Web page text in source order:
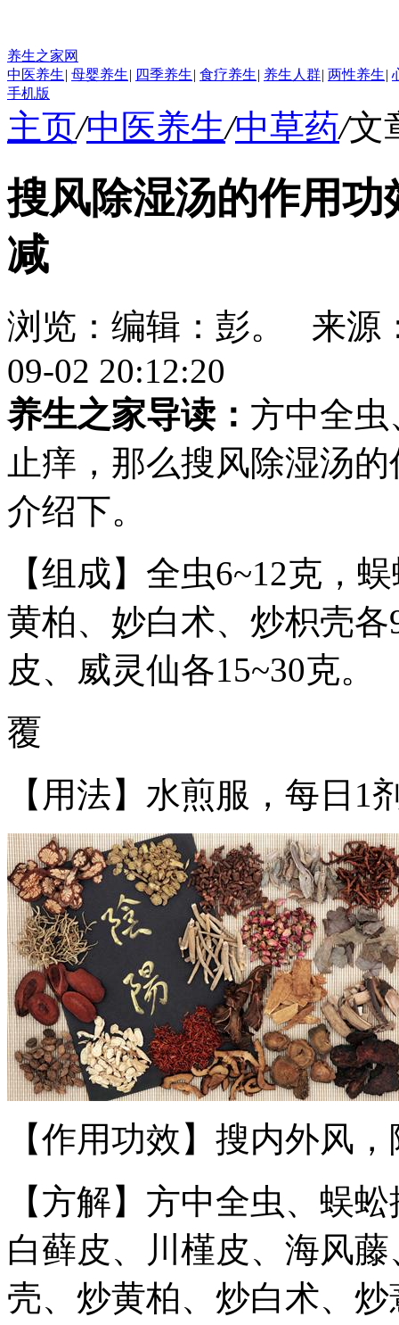
养生之家网
中医养生| 母婴养生| 四季养生| 食疗养生| 养生人群| 两性养生|
手机版
主页/中医养生/中草药/文
搜风除湿汤的作用
减
浏览： 编辑： 彭。
来源
09-02 20:12:20
养生之家导读： 方中全
止痒，那么搜风除湿汤
介绍下。
【组成】全虫6~12克，
黄柏、妙白术、炒枳壳
皮、威灵仙各15~30克。
覆
【用法】水煎服，每日1
【作用功效】搜内外风
【方解】方中全虫、蜈
白藓皮、川槿皮、海风
壳、炒黄柏、炒白术、